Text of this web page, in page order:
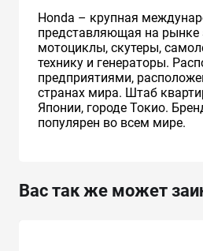
Honda – крупная
представляющая на рынке
мотоциклы, скутеры,
технику и генераторы.
предприятиями,
странах мира. Штаб
Японии, городе Токио.
популярен во всем мире.
Вас так же может